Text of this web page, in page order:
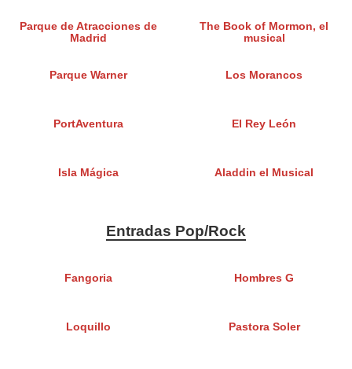
Parque de Atracciones de
Madrid
The Book of Mormon, el
musical
Parque Warner Los Morancos
PortAventura El Rey León
Isla Mágica Aladdin el Musical
Entradas Pop/Rock
Fangoria Hombres G
Loquillo Pastora Soler